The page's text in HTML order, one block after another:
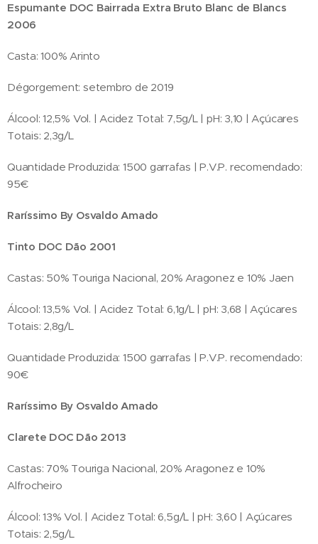
Espumante DOC Bairrada Extra Bruto Blanc de Blancs
2006
Casta: 100% Arinto
Dégorgement: setembro de 2019
Álcool: 12,5% Vol. | Acidez Total: 7,5g/L | pH: 3,10 | Açúcares
Totais: 2,3g/L
Quantidade Produzida: 1500 garrafas | P.V.P. recomendado:
95€
Raríssimo By Osvaldo Amado
Tinto DOC Dão 2001
Castas: 50% Touriga Nacional, 20% Aragonez e 10% Jaen
Álcool: 13,5% Vol. | Acidez Total: 6,1g/L | pH: 3,68 | Açúcares
Totais: 2,8g/L
Quantidade Produzida: 1500 garrafas | P.V.P. recomendado:
90€
Raríssimo By Osvaldo Amado
Clarete DOC Dão 2013
Castas: 70% Touriga Nacional, 20% Aragonez e 10%
Alfrocheiro
Álcool: 13% Vol. | Acidez Total: 6,5g/L | pH: 3,60 | Açúcares
Totais: 2,5g/L